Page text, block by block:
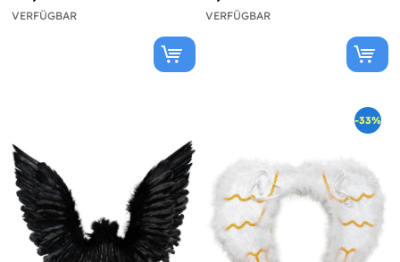
VERFÜGBAR VERFÜGBAR
-33%